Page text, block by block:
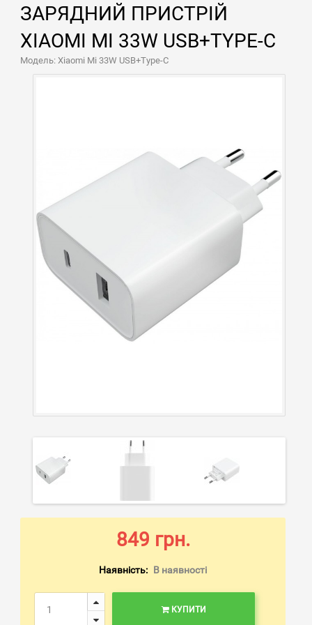
ЗАРЯДНИЙ ПРИСТРІЙ
XIAOMI MI 33W USB+TYPE-C
Модель: Xiaomi Mi 33W USB+Type-C
849 грн.
Наявність: В наявності
КУПИТИ